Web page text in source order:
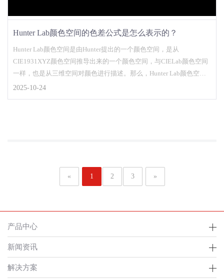
Hunter Lab颜色空间的色差公式是怎么表示的？
Hunter Lab颜色空间是由Hunter提出的一个颜色空间，是从
CIE1931XYZ颜色空间推导出来的一个颜色空间，与CIELab颜色空间
一样，也是从三维空间对颜色进行描述。那么，Hunter Lab颜色空间
的色差公式是怎么表示的？下文对此做了介绍。...
2025-10-24
« 1 2 3 »
产品中心
新闻资讯
解决方案